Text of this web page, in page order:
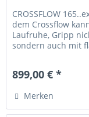
CROSSFLOW
dem Crossflow
Laufruhe, Gripp
sondern auch mit
899,00 € *
Merken